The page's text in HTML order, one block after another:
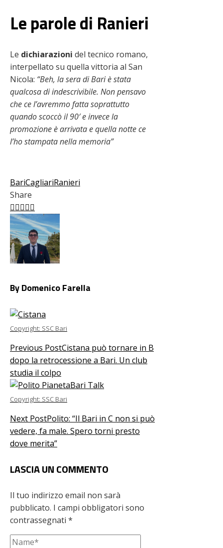
Le parole di Ranieri
Le dichiarazioni del tecnico romano,
interpellato su quella vittoria al San
Nicola: “Beh, la sera di Bari è stata
qualcosa di indescrivibile. Non pensavo
che ce l’avremmo fatta soprattutto
quando scoccò il 90′ e invece la
promozione è arrivata e quella notte ce
l’ho stampata nella memoria”
BariCagliariRanieri
Share
Facebook
Twitter
LinkedIn
Pinterest
Stumbleupon
By Domenico Farella
Copyright: SSC Bari
Previous PostCistana può tornare in B
dopo la retrocessione a Bari. Un club
studia il colpo
Copyright: SSC Bari
Next PostPolito: “Il Bari in C non si può
vedere, fa male. Spero torni presto
dove merita”
LASCIA UN COMMENTO
Il tuo indirizzo email non sarà
pubblicato. I campi obbligatori sono
contrassegnati *